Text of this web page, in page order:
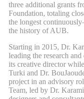
three additional grants
Foundation, totaling
the longest continuously
the history of AUB.
Starting in 2015, Dr.
leading the research
its creative director
Turki and Dr.
project in an advisory
Team, led by Dr.